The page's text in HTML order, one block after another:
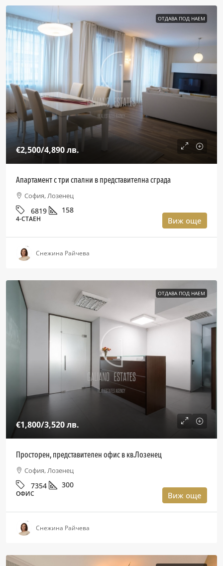
ОТДАВА ПОД НАЕМ
€2,500/4,890 лв.
Апартамент с три спални в представителна сграда
София, Лозенец
6819 158
4-СТАЕН Виж още
Снежина Райчева
ОТДАВА ПОД НАЕМ
€1,800/3,520 лв.
Просторен, представителен офис в кв.Лозенец
София, Лозенец
7354 300
ОФИС Виж още
Снежина Райчева